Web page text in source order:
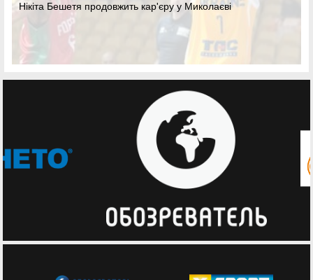
Нікіта Бешетя продовжить кар'єру у Миколаєві